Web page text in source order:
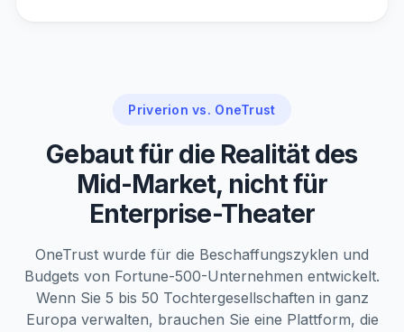
Priverion vs. OneTrust
Gebaut für die Realität des
Mid-Market, nicht für
Enterprise-Theater
OneTrust wurde für die Beschaffungszyklen und
Budgets von Fortune-500-Unternehmen entwickelt.
Wenn Sie 5 bis 50 Tochtergesellschaften in ganz
Europa verwalten, brauchen Sie eine Plattform, die